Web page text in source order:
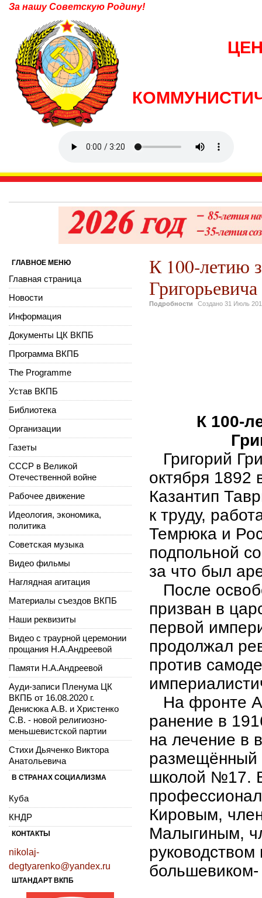
За нашу Советскую Родину!
К 100-летию
Подробности Создано 31 Июль
К 100-
Григорий
октября 1892
Казантип
к труду,
Темрюка и
подпольной
за что был
После
призван в
первой
продолжал
против
На фронте
ранение в
на лечение в
размещённый
школой №17. В
Кировым,
Малыгиным,
ГЛАВНОЕ МЕНЮ
Главная страница
Новости
Информация
Документы ЦК ВКПБ
Программа ВКПБ
The Programme
Устав ВКПБ
Библиотека
Организации
Газеты
СССР в Великой
Отечественной войне
Рабочее движение
Идеология, экономика,
политика
Советская музыка
Видео фильмы
Наглядная агитация
Материалы съездов ВКПБ
Наши реквизиты
Видео с траурной церемонии
прощания Н.А.Андреевой
Памяти Н.А.Андреевой
Ауди-записи Пленума ЦК
ВКПБ от 16.08.2020 г.
Денисюка А.В. и Христенко
С.В. - новой религиозно-
меньшевистской партии
Стихи Дьяченко Виктора
Анатольевича
В СТРАНАХ СОЦИАЛИЗМА
Куба
КНДР
КОНТАКТЫ
nikolaj-
degtyarenko@yandex.ru
ШТАНДАРТ ВКПБ